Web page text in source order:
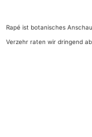
Rapé ist botanisches
Verzehr raten wir dringend ab.